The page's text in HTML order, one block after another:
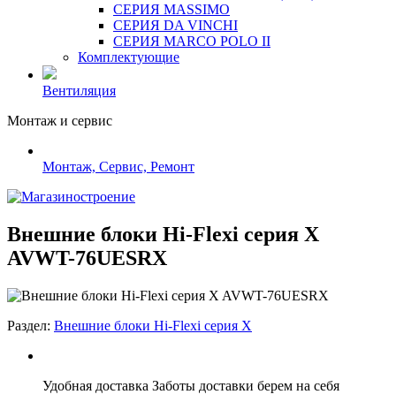
СЕРИЯ MASSIMO
СЕРИЯ DA VINCHI
СЕРИЯ MARCO POLO II
Комплектующие
Вентиляция
Монтаж и сервис
Монтаж, Сервис, Ремонт
Внешние блоки Hi-Flexi серия X
AVWT-76UESRX
Раздел: Внешние блоки Hi-Flexi серия X
Удобная доставка Заботы доставки берем на себя